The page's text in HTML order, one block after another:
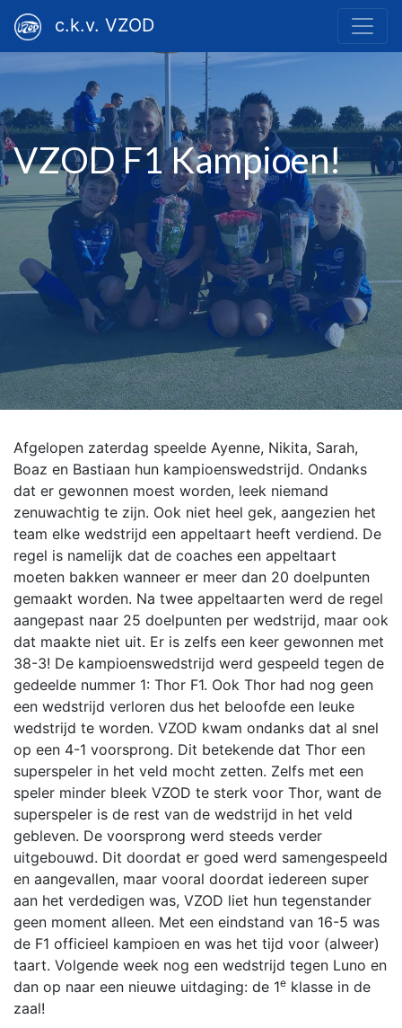
c.k.v. VZOD
VZOD F1 Kampioen!
Afgelopen zaterdag speelde Ayenne, Nikita, Sarah,
Boaz en Bastiaan hun kampioenswedstrijd. Ondanks
dat er gewonnen moest worden, leek niemand
zenuwachtig te zijn. Ook niet heel gek, aangezien het
team elke wedstrijd een appeltaart heeft verdiend. De
regel is namelijk dat de coaches een appeltaart
moeten bakken wanneer er meer dan 20 doelpunten
gemaakt worden. Na twee appeltaarten werd de regel
aangepast naar 25 doelpunten per wedstrijd, maar ook
dat maakte niet uit. Er is zelfs een keer gewonnen met
38-3! De kampioenswedstrijd werd gespeeld tegen de
gedeelde nummer 1: Thor F1. Ook Thor had nog geen
een wedstrijd verloren dus het beloofde een leuke
wedstrijd te worden. VZOD kwam ondanks dat al snel
op een 4-1 voorsprong. Dit betekende dat Thor een
superspeler in het veld mocht zetten. Zelfs met een
speler minder bleek VZOD te sterk voor Thor, want de
superspeler is de rest van de wedstrijd in het veld
gebleven. De voorsprong werd steeds verder
uitgebouwd. Dit doordat er goed werd samengespeeld
en aangevallen, maar vooral doordat iedereen super
aan het verdedigen was, VZOD liet hun tegenstander
geen moment alleen. Met een eindstand van 16-5 was
de F1 officieel kampioen en was het tijd voor (alweer)
taart. Volgende week nog een wedstrijd tegen Luno en
dan op naar een nieuwe uitdaging: de 1e klasse in de
zaal!